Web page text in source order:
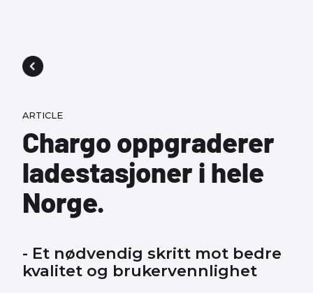
ARTICLE
Chargo oppgraderer
ladestasjoner i hele
Norge.
- Et nødvendig skritt mot bedre
kvalitet og brukervennlighet